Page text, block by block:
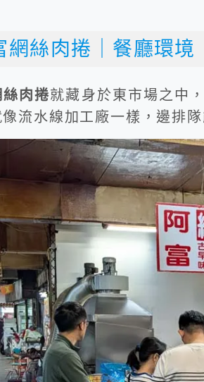
網絲肉捲｜餐廳環境
絲肉捲就藏身於東市場之中
流水線加工廠一樣，邊排